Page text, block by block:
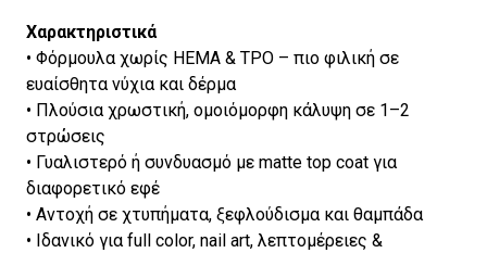
Χαρακτηριστικά
• Φόρμουλα χωρίς HEMA & TPO – πιο φιλική σε
ευαίσθητα νύχια και δέρμα
• Πλούσια χρωστική, ομοιόμορφη κάλυψη σε 1–2
στρώσεις
• Γυαλιστερό ή συνδυασμό με matte top coat για
διαφορετικό εφέ
• Αντοχή σε χτυπήματα, ξεφλούδισμα και θαμπάδα
• Ιδανικό για full color, nail art, λεπτομέρειες &